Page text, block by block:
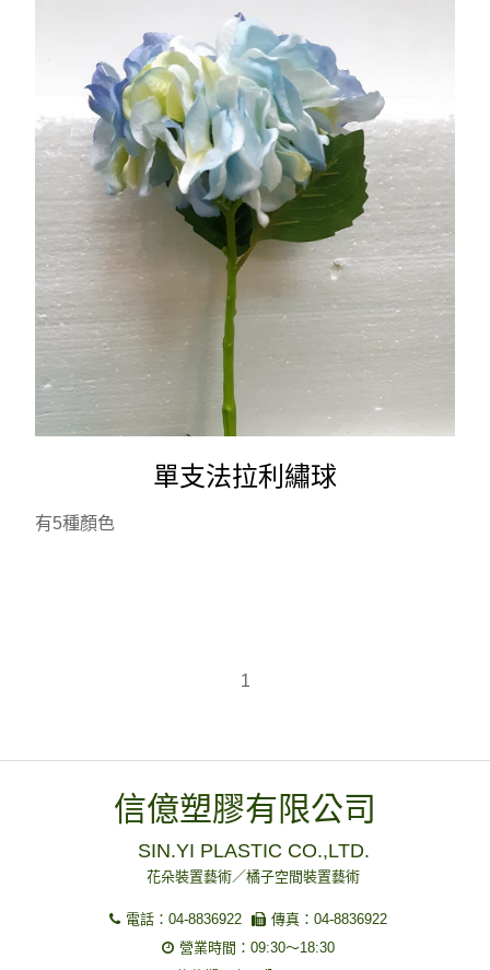
單支法拉利繡球
有5種顏色
1
信億塑膠有限公司
SIN.YI PLASTIC CO.,LTD.
花朵裝置藝術／橘子空間裝置藝術
電話：04-8836922
傳真：04-8836922
營業時間：09:30～18:30